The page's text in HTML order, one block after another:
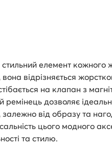
елемент кожного
вона відрізняється
на клапан з
дозволяє
залежно від образу та
цього модного
та стилю.